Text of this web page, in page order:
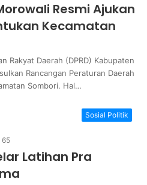
Resmi Ajukan
Kecamatan
Rakyat Daerah (DPRD) Kabupaten
Rancangan Peraturan Daerah
Sombori. Hal…
Sosial Politik
65
Latihan Pra